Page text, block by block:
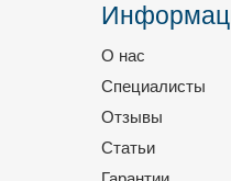
О нас
Специалисты
Отзывы
Статьи